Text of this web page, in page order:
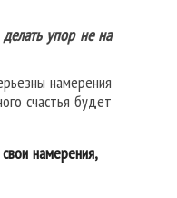
упор не на
намерения
счастья будет
намерения,